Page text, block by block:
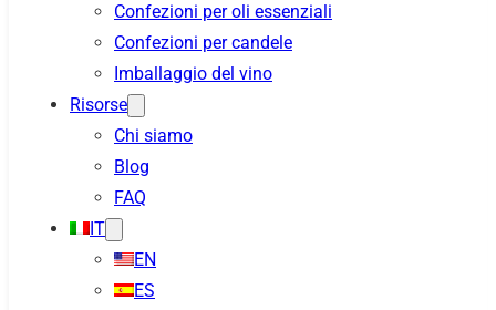
Confezioni per oli essenziali
Confezioni per candele
Imballaggio del vino
Risorse
Chi siamo
Blog
FAQ
IT
EN
ES